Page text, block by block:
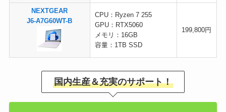
NEXTGEAR
J6-A7G60WT-B
CPU：Ryzen 7 255
GPU：RTX5060
メモリ：16GB
容量：1TB SSD
199,800円
国内生産＆充実のサポート！